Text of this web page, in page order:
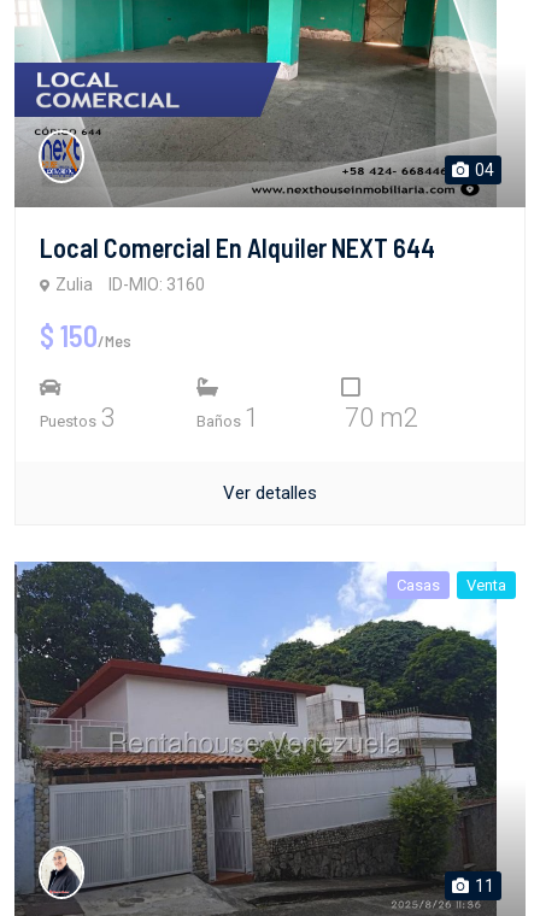
04
Local Comercial En Alquiler NEXT 644
Zulia ID-MIO: 3160
$ 150/Mes
Puestos 3 Baños 1 70 m2
Ver detalles
Casas Venta
11